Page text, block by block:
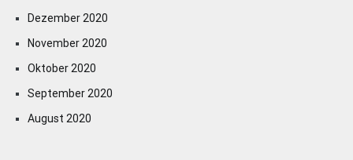
Dezember 2020
November 2020
Oktober 2020
September 2020
August 2020